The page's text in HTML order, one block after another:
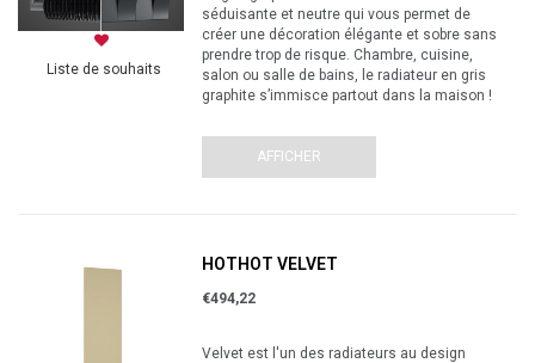
Liste de souhaits
séduisante et neutre qui vous permet de
créer une décoration élégante et sobre sans
prendre trop de risque. Chambre, cuisine,
salon ou salle de bains, le radiateur en gris
graphite s’immisce partout dans la maison !
AFFICHER
HOTHOT VELVET
€494,22
Velvet est l'un des radiateurs au design